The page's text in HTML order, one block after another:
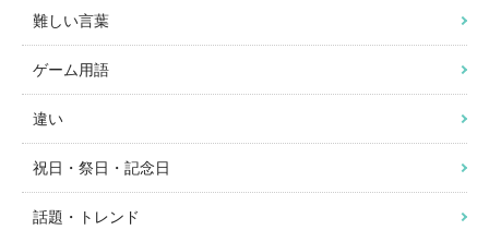
難しい言葉
ゲーム用語
違い
祝日・祭日・記念日
話題・トレンド